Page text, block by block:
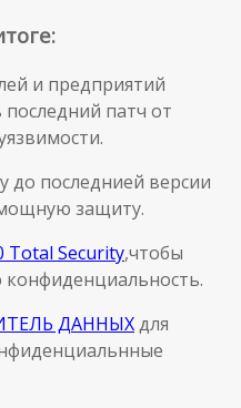
и предприятий
патч от
до последнией версии
защиту.
Total Security,чтобы
ДАННЫХдля